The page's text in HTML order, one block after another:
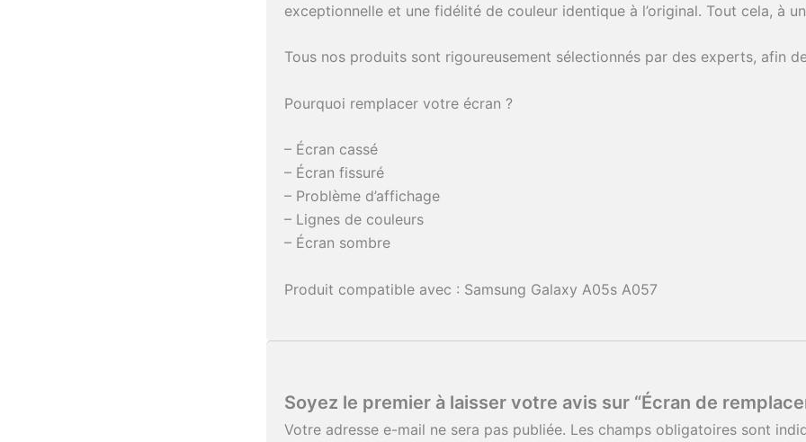
exceptionnelle et une fidélité de couleur identique à l’original. Tout cela, à
Tous nos produits sont rigoureusement sélectionnés par des experts, afin
Pourquoi remplacer votre écran ?
– Écran cassé
– Écran fissuré
– Problème d’affichage
– Lignes de couleurs
– Écran sombre
Produit compatible avec : Samsung Galaxy A05s A057
Soyez le premier à laisser votre avis sur “Écran de
Votre adresse e-mail ne sera pas publiée. Les champs obligatoires sont